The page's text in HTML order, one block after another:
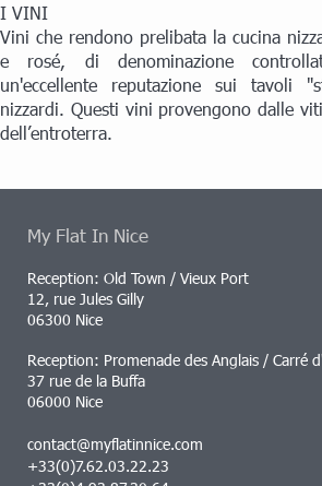
I VINI
Vini che rendono prelibata la cucina
e rosé, di denominazione
un'eccellente reputazione sui tavoli
nizzardi. Questi vini provengono dalle
dell’entroterra.
My Flat In Nice
Reception: Old Town / Vieux Port
12, rue Jules Gilly
06300 Nice
Reception: Promenade des Anglais / Carré
37 rue de la Buffa
06000 Nice
contact@myflatinnice.com
+33(0)7.62.03.22.23